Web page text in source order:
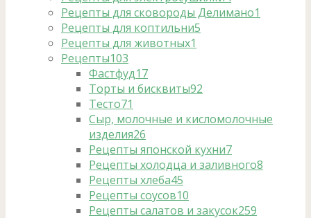
Рецепты для сковороды Делимано1
Рецепты для коптильни5
Рецепты для животных1
Рецепты103
Фастфуд17
Торты и бисквиты92
Тесто71
Сыр, молочные и кисломолочные
изделия26
Рецепты японской кухни7
Рецепты холодца и заливного8
Рецепты хлеба45
Рецепты соусов10
Рецепты салатов и закусок259